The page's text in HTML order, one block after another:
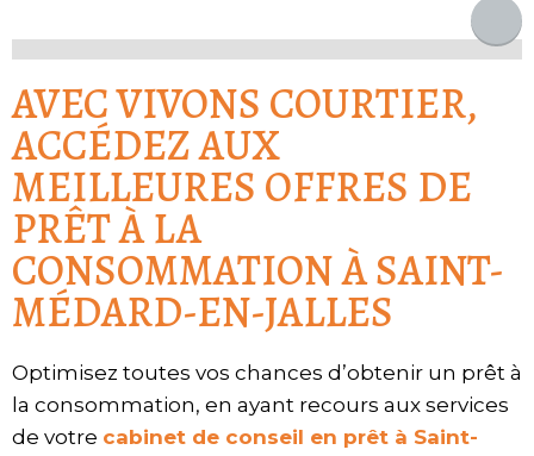
AVEC VIVONS COURTIER,
ACCÉDEZ AUX
MEILLEURES OFFRES DE
PRÊT À LA
CONSOMMATION À SAINT-
MÉDARD-EN-JALLES
Optimisez toutes vos chances d’obtenir un prêt à
la consommation, en ayant recours aux services
de votre cabinet de conseil en prêt à Saint-